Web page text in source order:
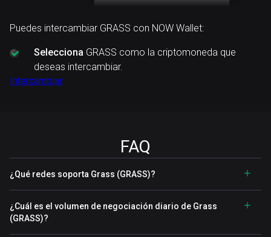
Puedes intercambiar GRASS con NOW Wallet:
Selecciona GRASS como la criptomoneda que
deseas intercambiar.
Intercambiar
FAQ
¿Qué redes soporta Grass (GRASS)?
¿Cuál es el volumen de negociación diario de Grass
(GRASS)?